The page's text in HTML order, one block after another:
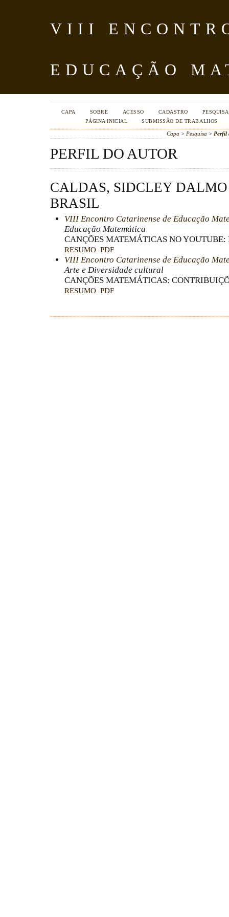
VIII
EDUCAÇÃO
CAPA SOBRE ACESSO CADASTRO
PESQUISA
PÁGINA INICIAL
SUBMISSÃO DE TRABALHOS
Capa > Pesquisa > Perfil
PERFIL DO AUTOR
CALDAS, SIDCLEY
BRASIL
VIII Encontro Catarinense de Educação
Educação Matemática
CANÇÕES MATEMÁTICAS NO
RESUMO PDF
VIII Encontro Catarinense de Educação
Arte e Diversidade cultural
CANÇÕES MATEMÁTICAS:
RESUMO PDF